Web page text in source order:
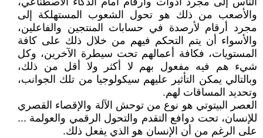
والأصعب من ذلك هو تحول الشعوب المستهلكة إلى
مجرد أرقام لأرصدة في حسابات المنتجين والفاعلين،
والأسواء أن يتم التحكم فيهم من خلال ذلك على كافة
المستويات، فكافة أعمالهم تحت سيطرة الآخرين، وكل
شيء هم فيه مفعول بهم لا أكثر ولا أقل من ذلك،
وبالتالي يمكن التأثير عليهم سيكولوجيا من تلك الجوانب،
وتحديد المساقات لهم.
العصر البيتوتي هو نوع من توحش الآلة والإقصاء القصري
للإنسان، تحت دوافع التقدم والتحول الرقمي والعولمة ...
على الرغم من أن الإنسان هو الذي يفعل ذلك.